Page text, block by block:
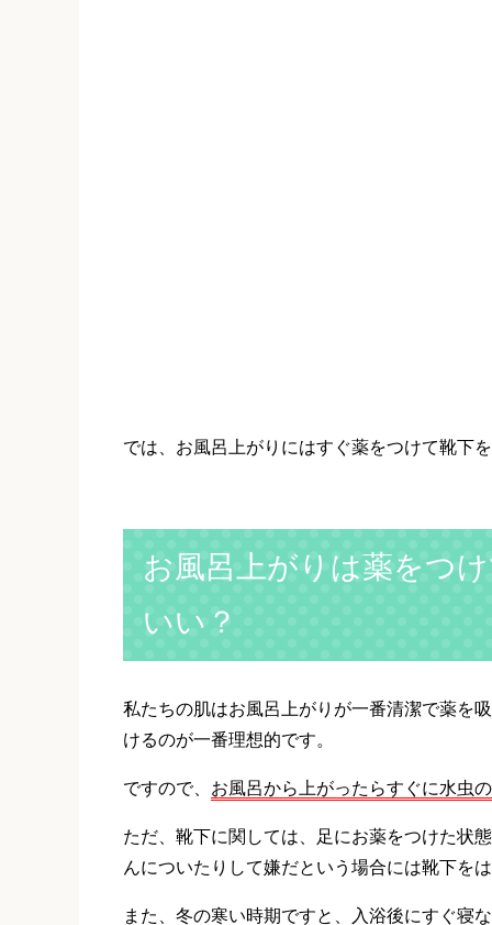
では、お風呂上がりにはすぐ薬をつけて靴下
お風呂上がりは薬をつ
いい？
私たちの肌はお風呂上がりが一番清潔で薬を
けるのが一番理想的です。
ですので、 お風呂から上がったらすぐに水虫
ただ、靴下に関しては、足にお薬をつけた状
んについたりして嫌だという場合には靴下を
また、冬の寒い時期ですと、入浴後にすぐ寝